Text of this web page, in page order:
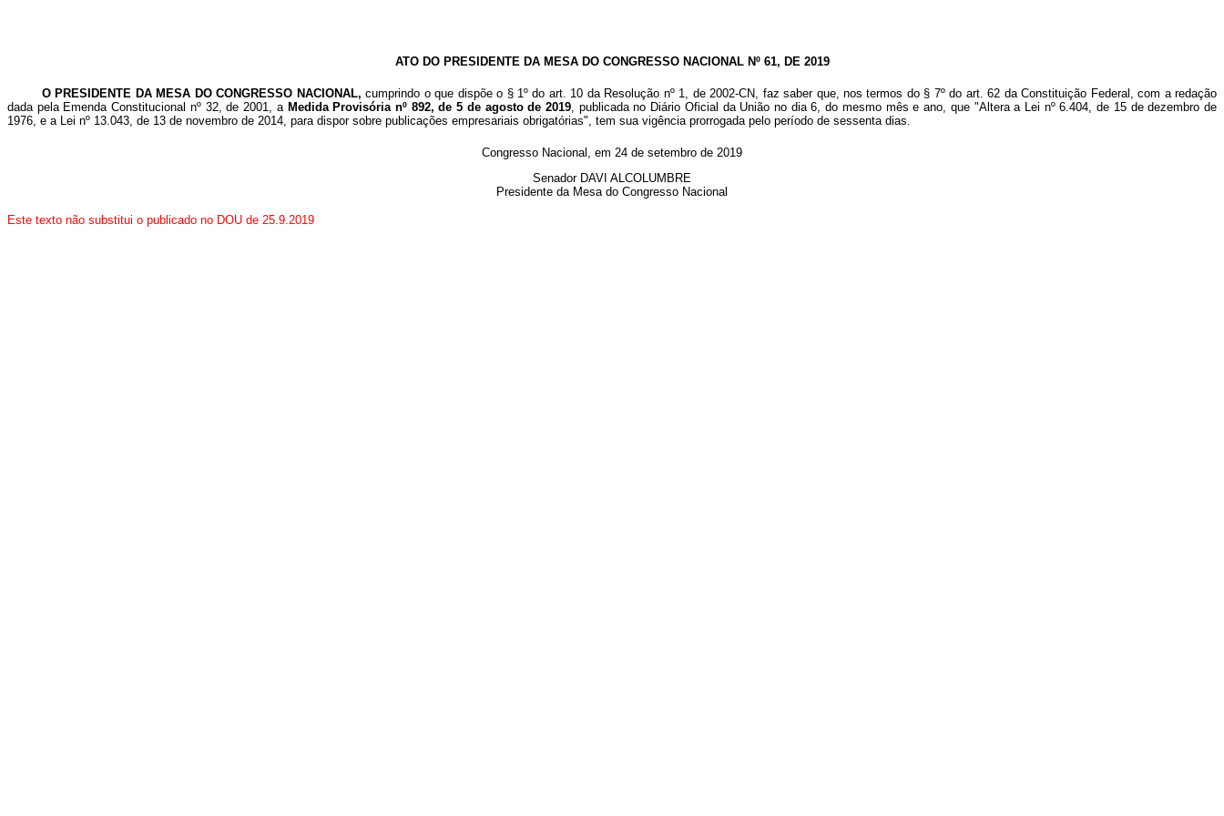
ATO DO PRESIDENTE DA MESA DO CONGRESSO NACIONAL Nº 61, DE 2019
O PRESIDENTE DA MESA DO CONGRESSO NACIONAL, cumprindo o que dispõe o § 1º do art. 10 da Resolução nº 1, de 2002-CN, faz saber que, nos termos do § 7º do art. 62 da Constituição Federal, com a redação
dada pela Emenda Constitucional nº 32, de 2001, a Medida Provisória nº 892, de 5 de agosto de 2019, publicada no Diário Oficial da União no dia 6, do mesmo mês e ano, que "Altera a Lei nº 6.404, de 15 de dezembro de
1976, e a Lei nº 13.043, de 13 de novembro de 2014, para dispor sobre publicações empresariais obrigatórias", tem sua vigência prorrogada pelo período de sessenta dias.
Congresso Nacional, em 24 de setembro de 2019
Senador DAVI ALCOLUMBRE
Presidente da Mesa do Congresso Nacional
Este texto não substitui o publicado no DOU de 25.9.2019